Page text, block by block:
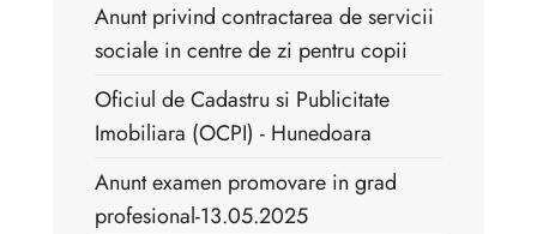
Anunt privind contractarea de servicii
sociale in centre de zi pentru copii
Oficiul de Cadastru si Publicitate
Imobiliara (OCPI) - Hunedoara
Anunt examen promovare in grad
profesional-13.05.2025